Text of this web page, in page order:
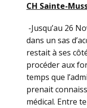
CH Sainte-
-Jusqu’au 26
dans un sas
restait à ses
procéder aux
temps que
prenait
médical. Entre